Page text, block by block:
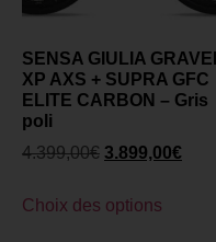
SENSA GIULIA
XP AXS + SUPRA GFC
ELITE CARBON – Gris
poli
4.399,00€ 3.899,00€
Choix des options